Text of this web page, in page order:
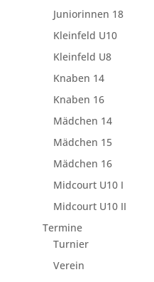
Juniorinnen 18
Kleinfeld U10
Kleinfeld U8
Knaben 14
Knaben 16
Mädchen 14
Mädchen 15
Mädchen 16
Midcourt U10 I
Midcourt U10 II
Termine
Turnier
Verein